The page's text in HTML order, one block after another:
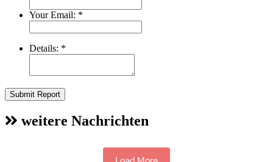
Your Email: *
Details: *
Submit Report
weitere Nachrichten